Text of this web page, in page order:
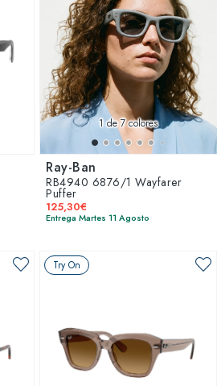
1de 7 colores
Ray-Ban
RB4940 6876/1 Wayfarer
Puffer
125,30€
Entrega Martes 11 Agosto
Try On